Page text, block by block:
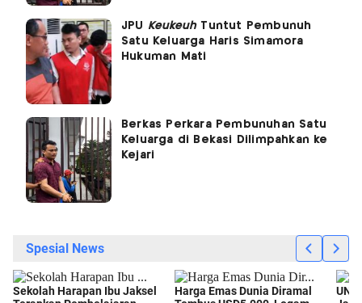
JPU KeukeuhTuntut Pembunuh
Satu Keluarga Haris Simamora
Hukuman Mati
Berkas Perkara Pembunuhan Satu
Keluarga di Bekasi Dilimpahkan ke
Kejari